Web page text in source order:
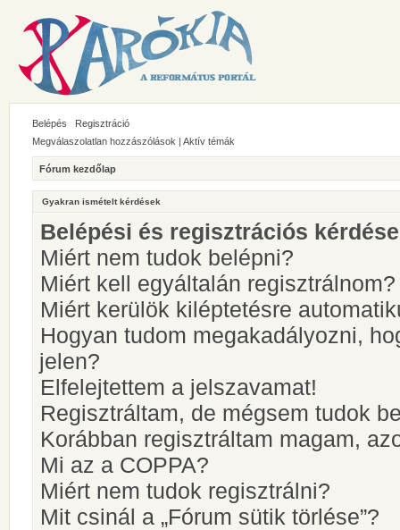
Belépés
Regisztráció
Megválaszolatlan hozzászólások | Aktív témák
Fórum kezdőlap
Gyakran ismételt kérdések
Belépési és regisztrációs
Miért nem tudok belépni?
Miért kell egyáltalán regisztrálnom?
Miért kerülök kiléptetésre
Hogyan tudom megakadályozni,
jelen?
Elfelejtettem a jelszavamat!
Regisztráltam, de mégsem tudok
Korábban regisztráltam magam,
Mi az a COPPA?
Miért nem tudok regisztrálni?
Mit csinál a „Fórum sütik törlése”?